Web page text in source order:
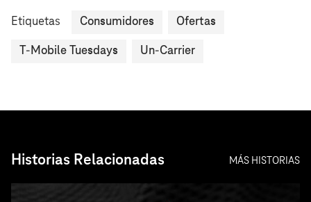
Etiquetas
Consumidores Ofertas
T-Mobile Tuesdays Un-Carrier
Historias Relacionadas MÁS HISTORIAS